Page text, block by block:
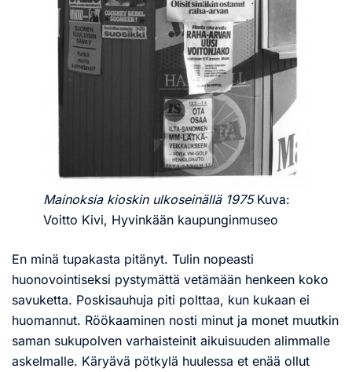
Mainoksia kioskin ulkoseinällä 1975Kuva:
Voitto Kivi, Hyvinkään kaupunginmuseo
En minä tupakasta pitänyt. Tulin nopeasti
huonovointiseksi pystymättä vetämään henkeen koko
savuketta. Poskisauhuja piti polttaa, kun kukaan ei
huomannut. Röökaaminen nosti minut ja monet muutkin
saman sukupolven varhaisteinit aikuisuuden alimmalle
askelmalle. Käryävä pötkylä huulessa et enää ollut